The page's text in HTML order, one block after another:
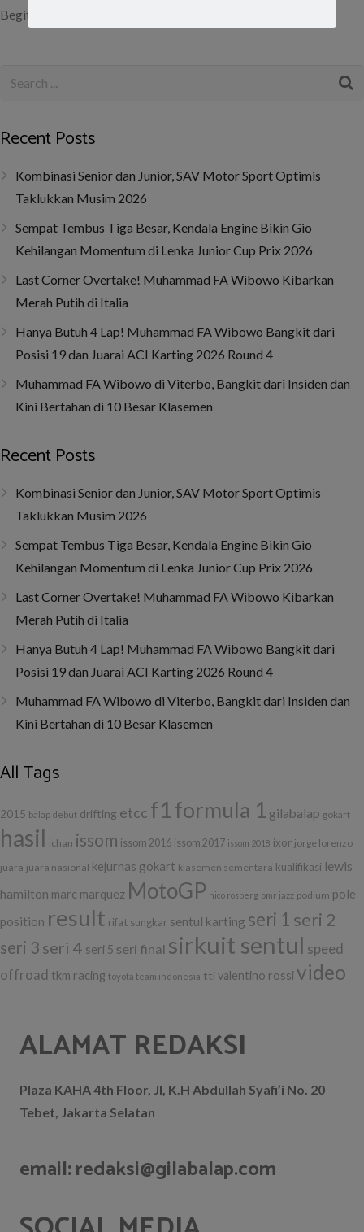
Begitupun dengan seri…
Recent Posts
Kombinasi Senior dan Junior, SAV Motor Sport Optimis
Taklukkan Musim 2026
Sempat Tembus Tiga Besar, Kendala Engine Bikin Gio
Kehilangan Momentum di Lenka Junior Cup Prix 2026
Last Corner Overtake! Muhammad FA Wibowo Kibarkan
Merah Putih di Italia
Hanya Butuh 4 Lap! Muhammad FA Wibowo Bangkit dari
Posisi 19 dan Juarai ACI Karting 2026 Round 4
Muhammad FA Wibowo di Viterbo, Bangkit dari Insiden dan
Kini Bertahan di 10 Besar Klasemen
Recent Posts
Kombinasi Senior dan Junior, SAV Motor Sport Optimis
Taklukkan Musim 2026
Sempat Tembus Tiga Besar, Kendala Engine Bikin Gio
Kehilangan Momentum di Lenka Junior Cup Prix 2026
Last Corner Overtake! Muhammad FA Wibowo Kibarkan
Merah Putih di Italia
Hanya Butuh 4 Lap! Muhammad FA Wibowo Bangkit dari
Posisi 19 dan Juarai ACI Karting 2026 Round 4
Muhammad FA Wibowo di Viterbo, Bangkit dari Insiden dan
Kini Bertahan di 10 Besar Klasemen
All Tags
2015 balap debut drifting etcc f1formula 1 gilabalap gokart
hasil ichan issom issom 2016 issom 2017 issom 2018 ixor jorge lorenzo
juara juara nasional kejurnas gokart klasemen sementara kualifikasi lewis
hamilton marc marquez MotoGP nico rosberg omr jazz podium pole
position result rifat sungkar sentul karting seri 1 seri 2
seri 3 seri 4 seri 5 seri final sirkuit sentul speed
offroad tkm racing toyota team indonesia tti valentino rossi video
ALAMAT REDAKSI
Plaza KAHA 4th Floor, Jl, K.H Abdullah Syafi’i No. 20
Tebet, Jakarta Selatan
email: redaksi@gilabalap.com